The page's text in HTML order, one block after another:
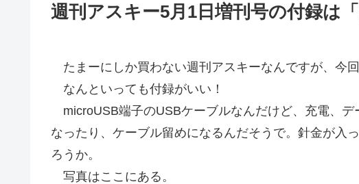
週刊アスキー5月1日増刊号の付録は
たまーにしか買わない週刊アスキーなんですが、今回
なんといっても付録がいい！
microUSB端子のUSBケーブルなんだけど、充電、デ
なったり、ケーブル留めになるんだそうで。針金が入
ろうか。
写真はここにある。